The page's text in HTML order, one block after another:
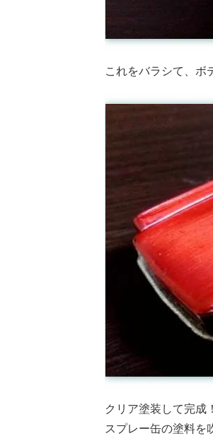
これをバラシて、ボ
クリア塗装して完成！
スプレー缶の塗料を